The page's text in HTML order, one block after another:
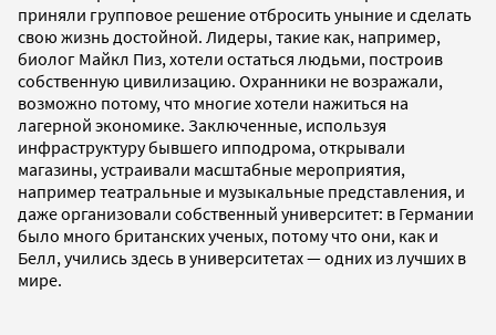
приняли групповое решение отбросить уныние и сделать
свою жизнь достойной. Лидеры, такие как, например,
биолог Майкл Пиз, хотели остаться людьми, построив
собственную цивилизацию. Охранники не возражали,
возможно потому, что многие хотели нажиться на
лагерной экономике. Заключенные, используя
инфраструктуру бывшего ипподрома, открывали
магазины, устраивали масштабные мероприятия,
например театральные и музыкальные представления, и
даже организовали собственный университет: в Германии
было много британских ученых, потому что они, как и
Белл, учились здесь в университетах — одних из лучших в
мире.